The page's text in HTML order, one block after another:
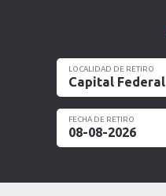
LOCALIDAD DE RETIRO
Capital Federal
FECHA DE RETIRO
08-08-2026